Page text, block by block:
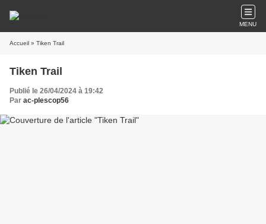
MENU
Accueil » Tiken Trail
Tiken Trail
Publié le 26/04/2024 à 19:42
Par ac-plescop56